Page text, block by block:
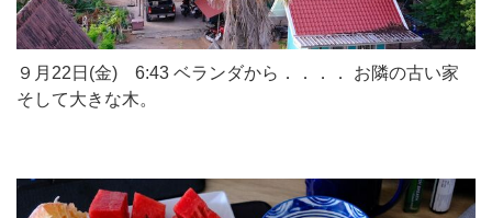
９月22日(金) 6:43 ベランダから．．．． お隣の古い家
そして大きな木。